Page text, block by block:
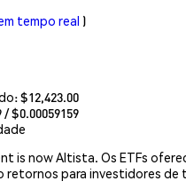
tempo real )
$12,423.00
/ $0.00059159
is now Altista. Os ETFs
retornos para investidores de